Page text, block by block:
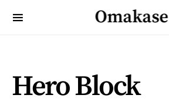
Omakase
Search for:
Hero Block